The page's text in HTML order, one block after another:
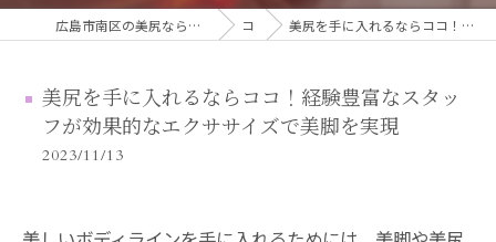
広島市南区の美尻なら美尻・美脚トレーニング・セルフ脱毛 ビジリンヌ コラム 美尻を手に入れるならココ！経験豊富なスタッフが効果的なエクササイズで美脚を実現
美尻を手に入れるならココ！経験豊富なスタッ
フが効果的なエクササイズで美脚を実現
2023/11/13